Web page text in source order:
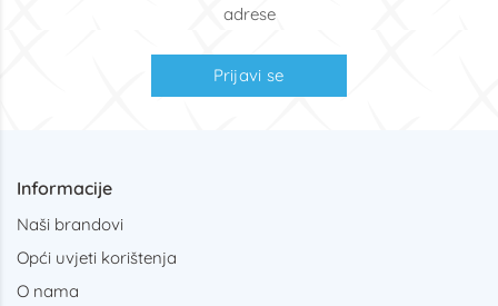
adrese
Prijavi se
Informacije
Naši brandovi
Opći uvjeti korištenja
O nama